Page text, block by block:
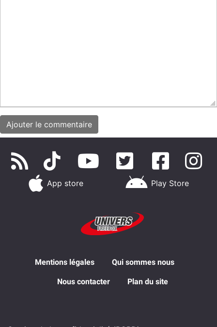
App store Play Store
Mentions légales Qui sommes nous
Nous contacter Plan du site